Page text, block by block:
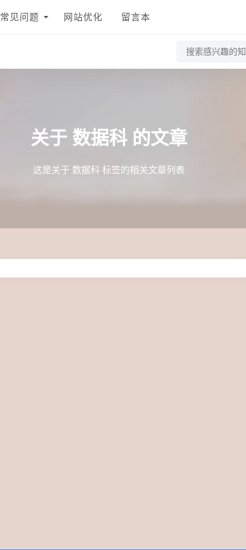
常见问题 网站优化 留言本
关于 数据科 的文章
这是关于 数据科 标签的相关文章列表